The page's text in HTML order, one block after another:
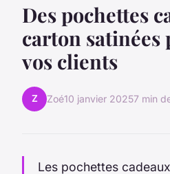
Des pochettes
carton satinées
vos clients
Z Zoé10 janvier 20257 min
Les pochettes